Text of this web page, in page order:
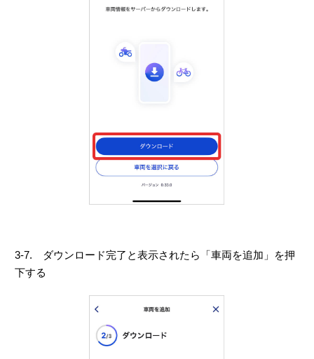
3-7. ダウンロード完了と表示されたら「車両を追加」を押
下する